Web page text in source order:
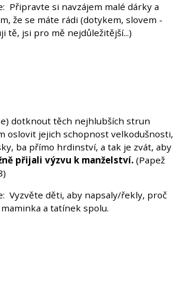
Připravte si navzájem malé dárky a
že se máte rádi (dotykem, slovem -
tě, jsi pro mě nejdůležitější...)
dotknout těch nejhlubších strun
oslovit jejich schopnost velkodušnosti,
ba přímo hrdinství, a tak je zvát, aby
přijali výzvu k manželství. (Papež
Vyzvěte děti, aby napsaly/řekly, proč
a tatínek spolu.